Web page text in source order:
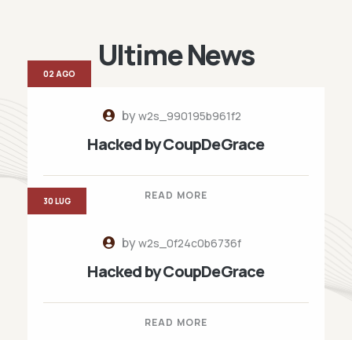
Ultime News
byw2s_990195b961f2
Hacked by CoupDeGrace
READ MORE
02 AGO
byw2s_0f24c0b6736f
Hacked by CoupDeGrace
READ MORE
30 LUG